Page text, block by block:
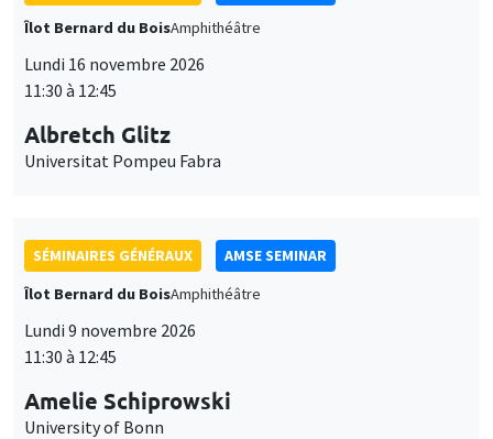
Îlot Bernard du BoisAmphithéâtre
Lundi 16 novembre 2026
11:30 à 12:45
Albretch Glitz
Universitat Pompeu Fabra
SÉMINAIRES GÉNÉRAUX
AMSE SEMINAR
Îlot Bernard du BoisAmphithéâtre
Lundi 9 novembre 2026
11:30 à 12:45
Amelie Schiprowski
University of Bonn